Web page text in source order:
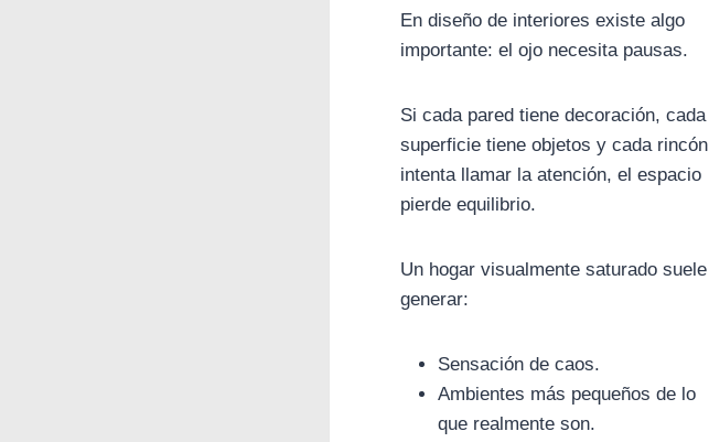
En diseño de interiores existe algo
importante: el ojo necesita pausas.
Si cada pared tiene decoración, cada
superficie tiene objetos y cada rincón
intenta llamar la atención, el espacio
pierde equilibrio.
Un hogar visualmente saturado suele
generar:
Sensación de caos.
Ambientes más pequeños de lo
que realmente son.